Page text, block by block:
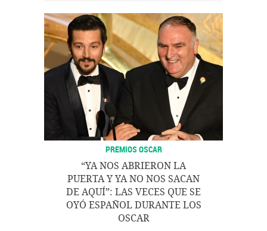
PREMIOS OSCAR
“YA NOS ABRIERON LA
PUERTA Y YA NO NOS SACAN
DE AQUÍ”: LAS VECES QUE SE
OYÓ ESPAÑOL DURANTE LOS
OSCAR